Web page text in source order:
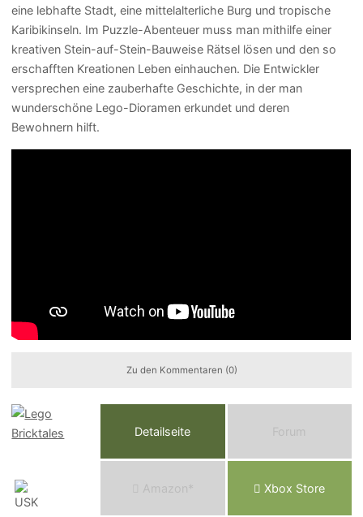
eine lebhafte Stadt, eine mittelalterliche Burg und tropische
Karibikinseln. Im Puzzle-Abenteuer muss man mithilfe einer
kreativen Stein-auf-Stein-Bauweise Rätsel lösen und den so
erschafften Kreationen Leben einhauchen. Die Entwickler
versprechen eine zauberhafte Geschichte, in der man
wunderschöne Lego-Dioramen erkundet und deren
Bewohnern hilft.
Zu den Kommentaren (0)
Detailseite Forum
Ama o n* Xbox Store